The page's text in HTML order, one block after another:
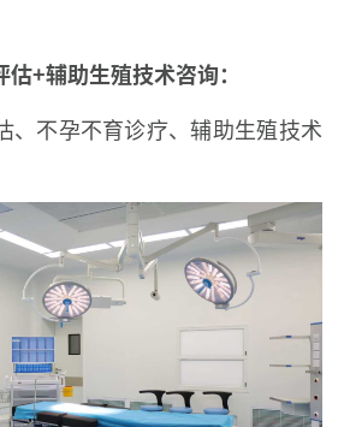
+辅助生殖技术咨询：
、不孕不育诊疗、辅助生殖技术